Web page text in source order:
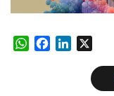
WhatsApp
FacebookLinkedIn